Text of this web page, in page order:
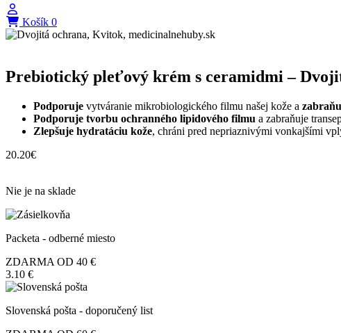
Košík 0
Prebiotický pleťový krém s ceramidmi –
Podporuje vytváranie mikrobiologického filmu našej kože a
Podporuje tvorbu ochranného lipidového filmu a zabraňuje
Zlepšuje hydratáciu kože, chráni pred nepriaznivými vonkajšími
20.20€
Nie je na sklade
Packeta - odberné miesto
ZDARMA OD 40 €
3.10 €
Slovenská pošta - doporučený list